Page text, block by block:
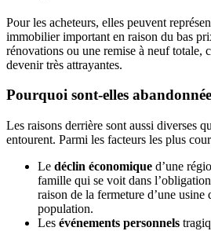
Pour les acheteurs, elles peuvent
immobilier important en raison du bas
rénovations ou une remise à neuf totale,
devenir très attrayantes.
Pourquoi sont-elles
Les raisons derrière sont aussi diverses
entourent. Parmi les facteurs les plus
Le déclin économique d’une
famille qui se voit dans
raison de la fermeture d’une
population.
Les événements personnels